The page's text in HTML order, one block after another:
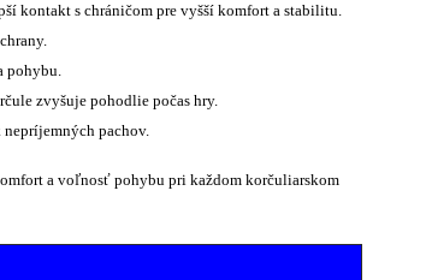
kontakt s chráničom pre vyšší komfort a stabilitu.
pohybu.
zvyšuje pohodlie počas hry.
pachov.
a voľnosť pohybu pri každom korčuliarskom